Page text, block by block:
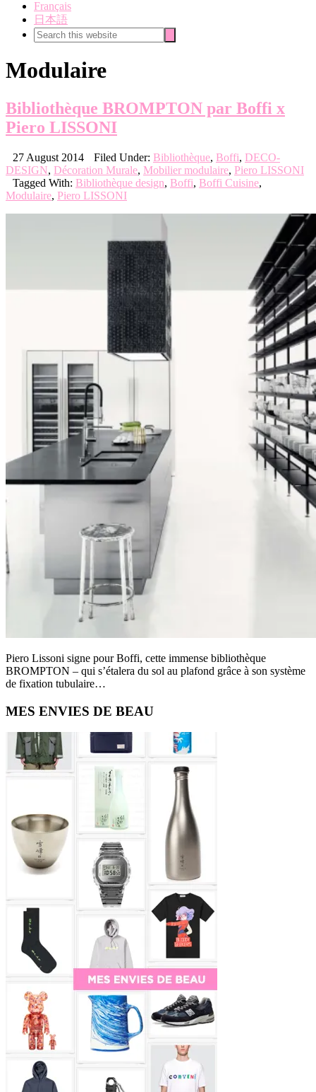
Français
日本語
Search
this
Modulaire
Bibliothèque BROMPTON par Boffi x
Piero LISSONI
27 August 2014 Filed Under: Bibliothèque, Boffi, DECO-
DESIGN, Décoration Murale, Mobilier modulaire, Piero LISSONI
Tagged With: Bibliothèque design, Boffi, Boffi Cuisine,
Modulaire, Piero LISSONI
Piero Lissoni signe pour Boffi, cette immense bibliothèque
BROMPTON – qui s’étalera du sol au plafond grâce à son système
de fixation tubulaire…
Primary
Sidebar
MES ENVIES DE BEAU